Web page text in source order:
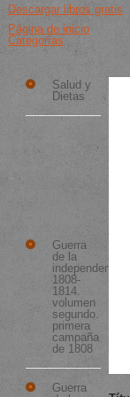
Descargar libros gratis
Página de inicio
Categorías
Salud y
Dietas
Mostrar
Mejor
Guerra
de la
independencia
1808-
1814.
volumen
segundo.
primera
campaña
de 1808
Guerra
El